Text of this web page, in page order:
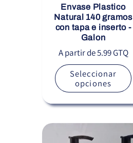
Envase Plastico
Natural 140 gramos
con tapa e inserto -
Galon
Precio
habitual
A partir de 5.99 GTQ
Seleccionar
opciones